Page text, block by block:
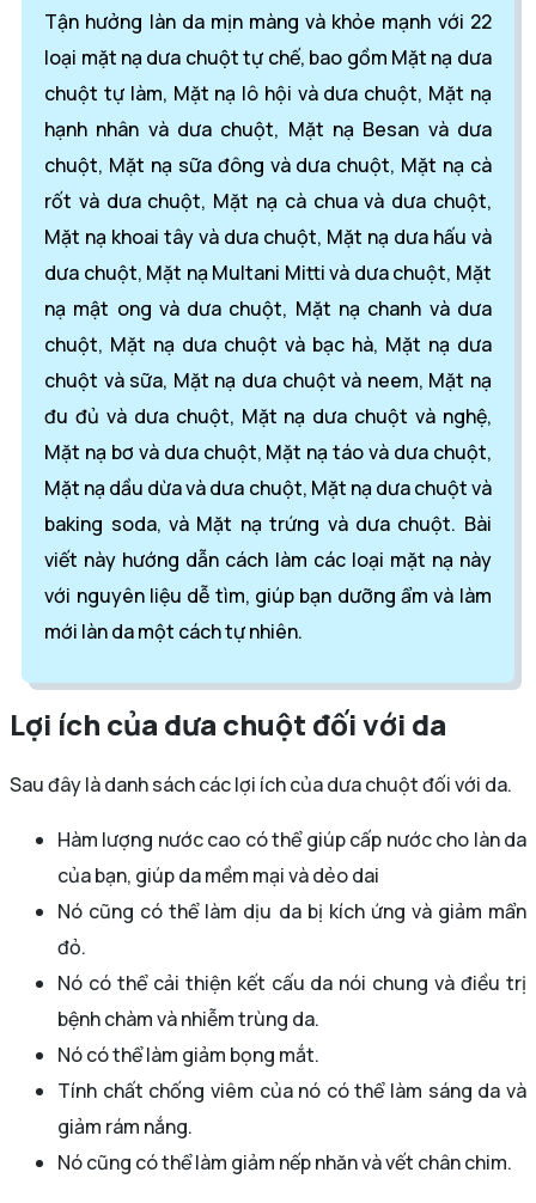
Tận hưởng làn da mịn màng và khỏe mạnh với 22
loại mặt nạ dưa chuột tự chế, bao gồm Mặt nạ dưa
chuột tự làm, Mặt nạ lô hội và dưa chuột, Mặt nạ
hạnh nhân và dưa chuột, Mặt nạ Besan và dưa
chuột, Mặt nạ sữa đông và dưa chuột, Mặt nạ cà
rốt và dưa chuột, Mặt nạ cà chua và dưa chuột,
Mặt nạ khoai tây và dưa chuột, Mặt nạ dưa hấu và
dưa chuột, Mặt nạ Multani Mitti và dưa chuột, Mặt
nạ mật ong và dưa chuột, Mặt nạ chanh và dưa
chuột, Mặt nạ dưa chuột và bạc hà, Mặt nạ dưa
chuột và sữa, Mặt nạ dưa chuột và neem, Mặt nạ
đu đủ và dưa chuột, Mặt nạ dưa chuột và nghệ,
Mặt nạ bơ và dưa chuột, Mặt nạ táo và dưa chuột,
Mặt nạ dầu dừa và dưa chuột, Mặt nạ dưa chuột và
baking soda, và Mặt nạ trứng và dưa chuột. Bài
viết này hướng dẫn cách làm các loại mặt nạ này
với nguyên liệu dễ tìm, giúp bạn dưỡng ẩm và làm
mới làn da một cách tự nhiên.
Lợi ích của dưa chuột đối với da
Sau đây là danh sách các lợi ích của dưa chuột đối với da.
Hàm lượng nước cao có thể giúp cấp nước cho làn da
của bạn, giúp da mềm mại và dẻo dai
Nó cũng có thể làm dịu da bị kích ứng và giảm mẩn
đỏ.
Nó có thể cải thiện kết cấu da nói chung và điều trị
bệnh chàm và nhiễm trùng da.
Nó có thể làm giảm bọng mắt.
Tính chất chống viêm của nó có thể làm sáng da và
giảm rám nắng.
Nó cũng có thể làm giảm nếp nhăn và vết chân chim.